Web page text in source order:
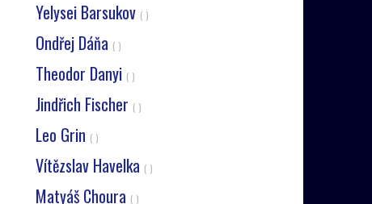
Yelysei Barsukov ( )
Ondřej Dáňa ( )
Theodor Danyi ( )
Jindřich Fischer ( )
Leo Grin ( )
Vítězslav Havelka ( )
Matyáš Choura ( )